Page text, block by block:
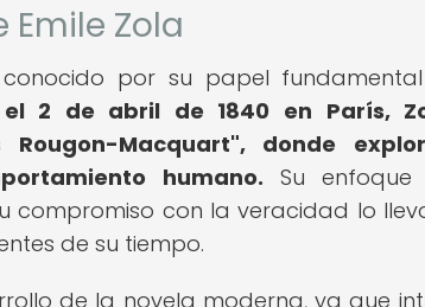
Zola
conocido por su papel
el 2 de abril de 1840 en París,
Macquart", donde
humano. Su
compromiso con la veracidad lo
de su tiempo.
de la novela moderna, ya que